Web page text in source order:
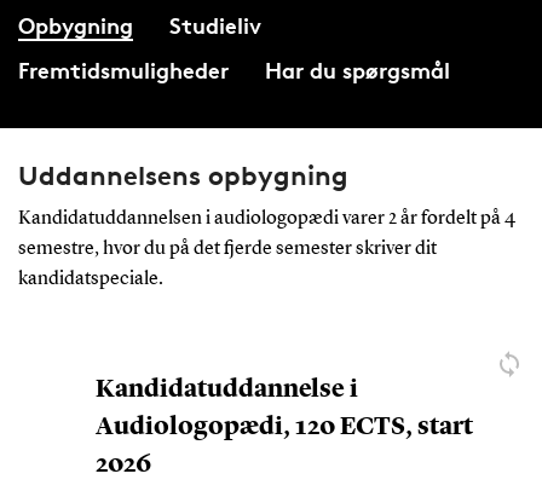
Opbygning
Studieliv
Fremtidsmuligheder
Har du spørgsmål
Uddannelsens opbygning
Kandidatuddannelsen i audiologopædi varer 2 år fordelt på 4
semestre, hvor du på det fjerde semester skriver dit
kandidatspeciale.